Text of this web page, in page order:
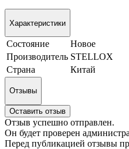
Характеристики
Состояние
Новое
Производитель STELLOX
Страна
Китай
Отзывы
Оставить отзыв
Отзыв успешно отправлен.
Он будет проверен
Перед публикацией отзывы